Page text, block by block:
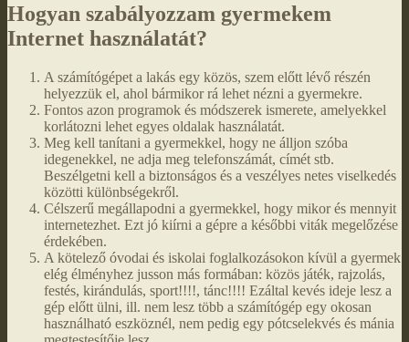
Hogyan szabályozzam gyermekem
Internet használatát?
A számítógépet a lakás egy közös, szem előtt lévő részén
helyezzük el, ahol bármikor rá lehet nézni a gyermekre.
Fontos azon programok és módszerek ismerete, amelyekkel
korlátozni lehet egyes oldalak használatát.
Meg kell tanítani a gyermekkel, hogy ne álljon szóba
idegenekkel, ne adja meg telefonszámát, címét stb.
Beszélgetni kell a biztonságos és a veszélyes netes viselkedés
közötti különbségekről.
Célszerű megállapodni a gyermekkel, hogy mikor és mennyit
internetezhet. Ezt jó kiírni a gépre a későbbi viták megelőzése
érdekében.
A kötelező óvodai és iskolai foglalkozásokon kívül a gyermek
elég élményhez jusson más formában: közös játék, rajzolás,
festés, kirándulás, sport!!!!, tánc!!!! Ezáltal kevés ideje lesz a
gép előtt ülni, ill. nem lesz több a számítógép egy okosan
használható eszköznél, nem pedig egy pótcselekvés és mánia